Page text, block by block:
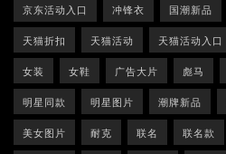
京东活动入口 冲锋衣 国潮新品
天猫折扣 天猫活动 天猫活动入口
女装 女鞋 广告大片 彪马
明星同款 明星图片 潮牌新品
美女图片 耐克 联名 联名款